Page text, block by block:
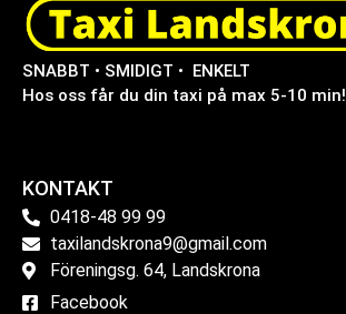
SNABBT • SMIDIGT • ENKELT
Hos oss får du din taxi på max 5-10 min!
KONTAKT
0418-48 99 99
taxilandskrona9@gmail.com
Föreningsg. 64, Landskrona
Facebook